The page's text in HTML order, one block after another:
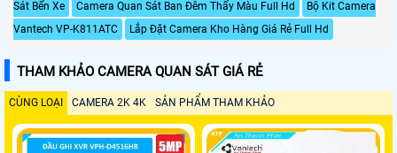
Sát Bến Xe
Camera Quan Sát Ban Đêm Thấy Màu Full Hd
Bộ Kit Camera
Vantech VP-K811ATC
Lắp Đặt Camera Kho Hàng Giá Rẻ Full Hd
THAM KHẢO CAMERA QUAN SÁT GIÁ RẺ
CÙNG LOẠI CAMERA 2K 4K SẢN PHẨM THAM KHẢO